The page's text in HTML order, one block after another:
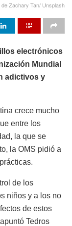
Zachary Tan/ Unsplash
electrónicos
Mundial
adictivos y
crece mucho
entre los
la que se
la OMS pidió a
de los
niños y a los no
de estos
Tedros